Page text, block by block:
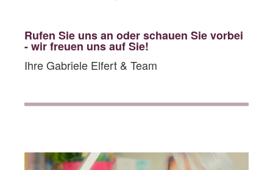
Rufen Sie uns an oder schauen Sie vorbei
- wir freuen uns auf Sie!
Ihre Gabriele Elfert & Team